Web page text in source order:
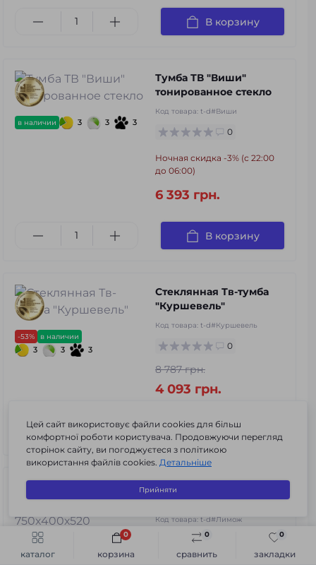
каталог сравнить
0
закладки
0
корзина
0
Быстрый заказ В корзину
В корзину
в наличии 3 3 3
Тумба ТВ "Виши"
тонированное стекло
Код товара: t-d#Виши
0
Ночная скидка -3% (с 22:00
до 06:00)
6 393 грн.
В корзину
-53% в наличии
3 3 3
Стеклянная Тв-тумба
"Куршевель"
Код товара: t-d#Куршевель
0
8 787 грн.
4 093 грн.
В корзину
Стеклянная тв-тумба
"Лимож" 750х400х520
Код товара: t-d#Лимож
Цей сайт використовує файли cookies для більш
комфортної роботи користувача. Продовжуючи перегляд
сторінок сайту, ви погоджуєтеся з політикою
використання файлів cookies. Детальніше
Прийняти